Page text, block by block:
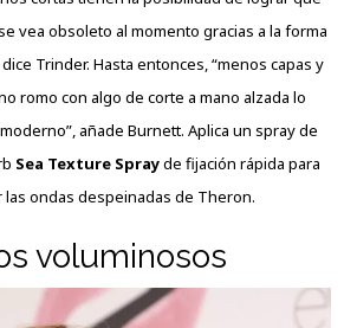
vea obsoleto al momento gracias a la forma
Trinder. Hasta entonces, “menos capas y
romo con algo de corte a mano alzada lo
añade Burnett. Aplica un spray de
Sea Texture Sprayde fijación rápida para
las ondas despeinadas de Theron.
voluminosos